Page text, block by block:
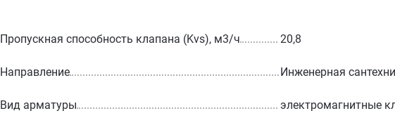
Пропускная способность клапана (Kvs), м3/ч 20,8
Направление Инженерная
Вид арматуры электромагнитные